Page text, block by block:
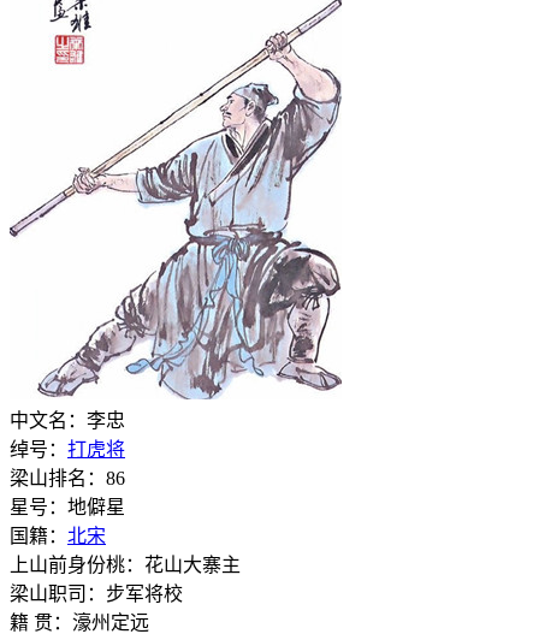
中文名：李忠
绰号： 打虎将
梁山排名：86
星号：地僻星
国籍： 北宋
上山前身份桃：花山大寨主
梁山职司：步军将校
籍 贯：濠州定远